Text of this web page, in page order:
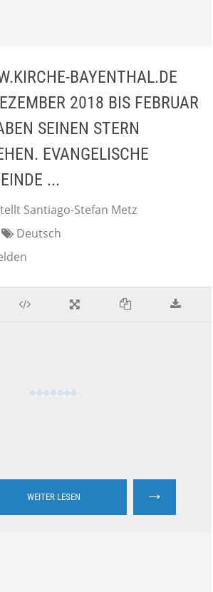
BAYENTHAL.DE
2018 BIS FEBRUAR
SEINEN STERN
EVANGELISCHE
...
Santiago-Stefan Metz
Deutsch
WEITER LESEN →